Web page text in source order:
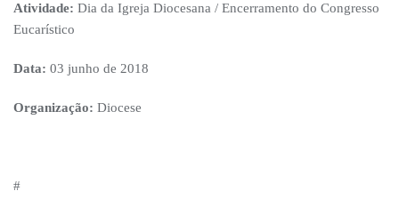
Atividade: Dia da Igreja Diocesana / Encerramento do Congresso
Eucarístico
Data: 03 junho de 2018
Organização: Diocese
#